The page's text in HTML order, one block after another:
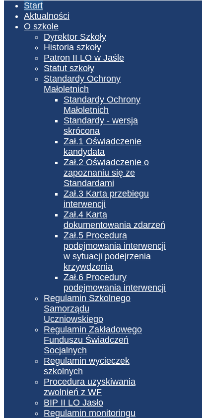
Start
Aktualności
O szkole
Dyrektor Szkoły
Historia szkoły
Patron II LO w Jaśle
Statut szkoły
Standardy Ochrony
Małoletnich
Standardy Ochrony
Małoletnich
Standardy - wersja
skrócona
Zał.1 Oświadczenie
kandydata
Zał.2 Oświadczenie o
zapoznaniu się ze
Standardami
Zał.3 Karta przebiegu
interwencji
Zał.4 Karta
dokumentowania zdarzeń
Zał.5 Procedura
podejmowania interwencji
w sytuacji podejrzenia
krzywdzenia
Zał.6 Procedury
podejmowania interwencji
Regulamin Szkolnego
Samorządu
Uczniowskiego
Regulamin Zakładowego
Funduszu Świadczeń
Socjalnych
Regulamin wycieczek
szkolnych
Procedura uzyskiwania
zwolnień z WF
BIP II LO Jasło
Regulamin monitoringu